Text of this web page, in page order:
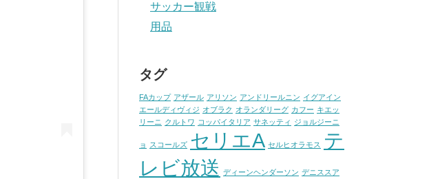
サッカー観戦
用品
タグ
FAカップ アザール アリソン アンドリールニン イグアイン
エールディヴィジ オブラク オランダリーグ カフー キエッ
リーニ クルトワ コッパイタリア サネッティ ジョルジーニ
ョ スコールズ セリエA セルヒオラモス
テ
レビ放送 ディーンヘンダーソン デニススア